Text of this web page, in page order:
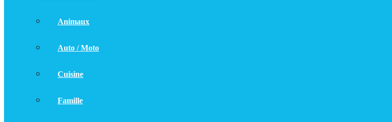
Animaux
Auto / Moto
Cuisine
Famille